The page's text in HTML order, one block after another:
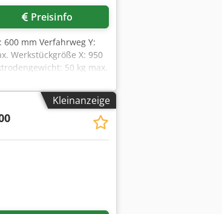
Preisinfo
mm Verfahrweg Y:
Werkstückgröße X: 950
50 kg max.
Adgek Generator: 60
Kleinanzeige